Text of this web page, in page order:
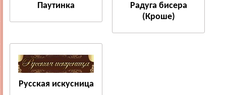
Паутинка
Радуга бисера
(Кроше)
Русская искусница